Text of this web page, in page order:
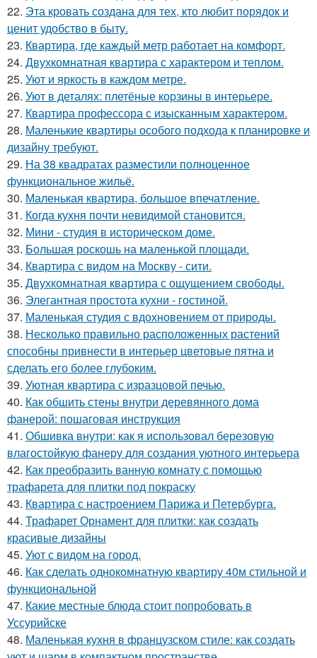
22. Эта кровать создана для тех, кто любит порядок и
ценит удобство в быту.
23. Квартира, где каждый метр работает на комфорт.
24. Двухкомнатная квартира с характером и теплом.
25. Уют и яркость в каждом метре.
26. Уют в деталях: плетёные корзины в интерьере.
27. Квартира профессора с изысканным характером.
28. Маленькие квартиры особого подхода к планировке и
дизайну требуют.
29. На 38 квадратах разместили полноценное
функциональное жильё.
30. Маленькая квартира, большое впечатление.
31. Когда кухня почти невидимой становится.
32. Мини - студия в историческом доме.
33. Большая роскошь на маленькой площади.
34. Квартира с видом на Москву - сити.
35. Двухкомнатная квартира с ощущением свободы.
36. Элегантная простота кухни - гостиной.
37. Маленькая студия с вдохновением от природы.
38. Несколько правильно расположенных растений
способны привнести в интерьер цветовые пятна и
сделать его более глубоким.
39. Уютная квартира с изразцовой печью.
40. Как обшить стены внутри деревянного дома
фанерой: пошаговая инструкция
41. Обшивка внутри: как я использовал березовую
влагостойкую фанеру для создания уютного интерьера
42. Как преобразить ванную комнату с помощью
трафарета для плитки под покраску
43. Квартира с настроением Парижа и Петербурга.
44. Трафарет Орнамент для плитки: как создать
красивые дизайны
45. Уют с видом на город.
46. Как сделать однокомнатную квартиру 40м стильной и
функциональной
47. Какие местные блюда стоит попробовать в
Уссурийске
48. Маленькая кухня в французском стиле: как создать